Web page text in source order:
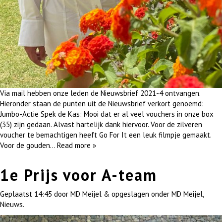
Via mail hebben onze leden de Nieuwsbrief 2021-4 ontvangen.
Hieronder staan de punten uit de Nieuwsbrief verkort genoemd:
Jumbo-Actie Spek de Kas: Mooi dat er al veel vouchers in onze box
(35) zijn gedaan. Alvast hartelijk dank hiervoor. Voor de zilveren
voucher te bemachtigen heeft Go For It een leuk filmpje gemaakt.
Voor de gouden… Read more »
1e Prijs voor A-team
Geplaatst 14:45 door MD Meijel & opgeslagen onder MD Meijel,
Nieuws.